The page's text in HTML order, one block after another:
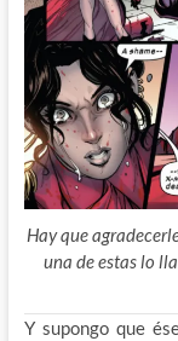
Hay que
una de estas lo
Y supongo que